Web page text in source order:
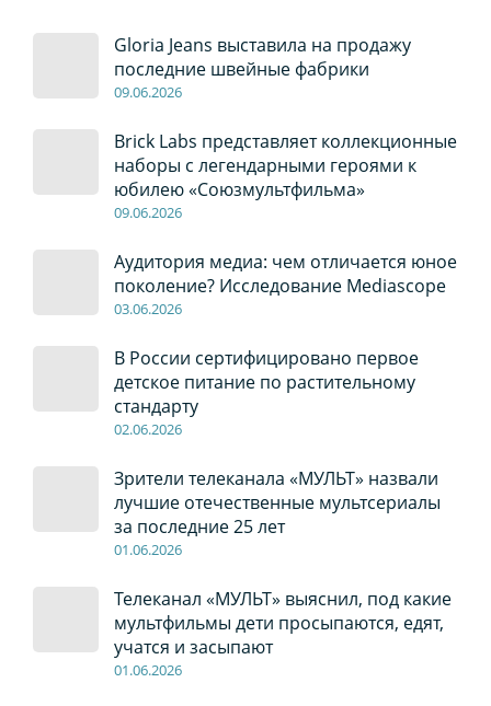
Gloria Jeans выставила на продажу
последние швейные фабрики
09.06.2026
Brick Labs представляет коллекционные
наборы с легендарными героями к
юбилею «Союзмультфильма»
09.06.2026
Аудитория медиа: чем отличается юное
поколение? Исследование Mediascope
03.06.2026
В России сертифицировано первое
детское питание по растительному
стандарту
02.06.2026
Зрители телеканала «МУЛЬТ» назвали
лучшие отечественные мультсериалы
за последние 25 лет
01.06.2026
Телеканал «МУЛЬТ» выяснил, под какие
мультфильмы дети просыпаются, едят,
учатся и засыпают
01.06.2026